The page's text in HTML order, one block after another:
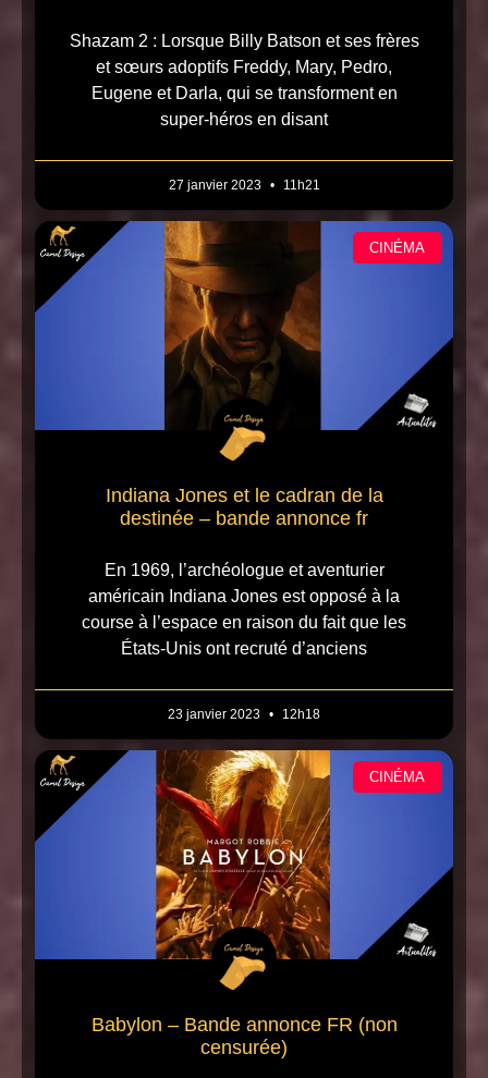
Shazam 2 : Lorsque Billy Batson et ses frères
et sœurs adoptifs Freddy, Mary, Pedro,
Eugene et Darla, qui se transforment en
super-héros en disant
27 janvier 2023 11h21
CINÉMA
Indiana Jones et le cadran de la
destinée – bande annonce fr
En 1969, l’archéologue et aventurier
américain Indiana Jones est opposé à la
course à l’espace en raison du fait que les
États-Unis ont recruté d’anciens
23 janvier 2023 12h18
CINÉMA
Babylon – Bande annonce FR (non
censurée)